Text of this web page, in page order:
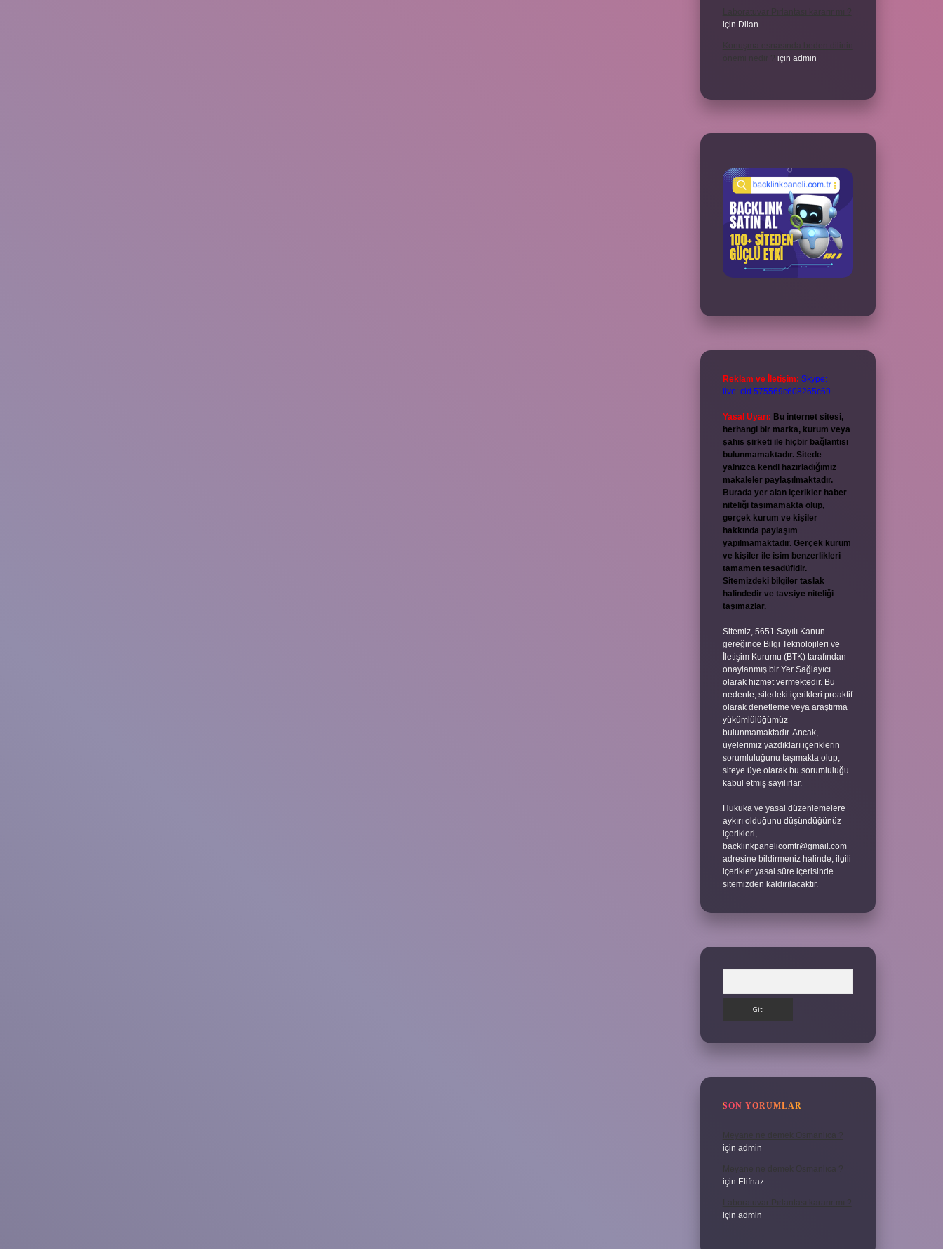
için Dilan
için admin
Reklam ve İletişim: Skype:
live:.cid.575569c608265c69
Yasal Uyarı: Bu internet sitesi,
herhangi bir marka, kurum veya
şahıs şirketi ile hiçbir bağlantısı
bulunmamaktadır. Sitede
yalnızca kendi hazırladığımız
makaleler paylaşılmaktadır.
Burada yer alan içerikler haber
niteliği taşımamakta olup,
gerçek kurum ve kişiler
hakkında paylaşım
yapılmamaktadır. Gerçek kurum
ve kişiler ile isim benzerlikleri
tamamen tesadüfidir.
Sitemizdeki bilgiler taslak
halindedir ve tavsiye niteliği
taşımazlar.
Sitemiz, 5651 Sayılı Kanun
gereğince Bilgi Teknolojileri ve
İletişim Kurumu (BTK) tarafından
onaylanmış bir Yer Sağlayıcı
olarak hizmet vermektedir. Bu
nedenle, sitedeki içerikleri proaktif
olarak denetleme veya araştırma
yükümlülüğümüz
bulunmamaktadır. Ancak,
üyelerimiz yazdıkları içeriklerin
sorumluluğunu taşımakta olup,
siteye üye olarak bu sorumluluğu
kabul etmiş sayılırlar.
Hukuka ve yasal düzenlemelere
aykırı olduğunu düşündüğünüz
içerikleri,
backlinkpanelicomtr@gmail.com
adresine bildirmeniz halinde, ilgili
içerikler yasal süre içerisinde
sitemizden kaldırılacaktır.
SON YORUMLAR
Meyane ne demek Osmanlıca ?
için admin
Meyane ne demek Osmanlıca ?
için Elifnaz
Laboratuvar Pırlantası kararır mı ?
için admin